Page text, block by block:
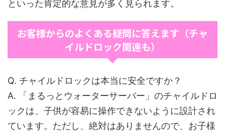
といった肯定的な意見が多く見られます。
お客様からのよくある疑問に答えます（チャ
イルドロック関連も）
Q. チャイルドロックは本当に安全ですか？
A. 「まるっとウォーターサーバー」のチャイルドロ
ックは、子供が容易に操作できないように設計され
ています。ただし、絶対はありませんので、お子様